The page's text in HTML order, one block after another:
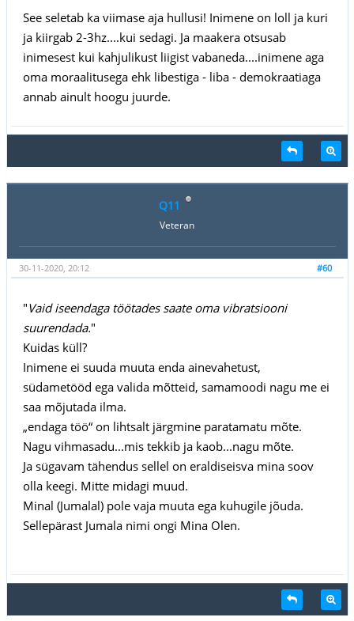
See seletab ka viimase aja hullusi! Inimene on loll ja kuri
ja kiirgab 2-3hz....kui sedagi. Ja maakera otsusab
inimesest kui kahjulikust liigist vabaneda....inimene aga
oma moraalitusega ehk libestiga - liba - demokraatiaga
annab ainult hoogu juurde.
Q11
Veteran
#60
30-11-2020, 20:12
"Vaid iseendaga töötades saate oma vibratsiooni
suurendada."
Kuidas küll?
Inimene ei suuda muuta enda ainevahetust,
südametööd ega valida mõtteid, samamoodi nagu me ei
saa mõjutada ilma.
„endaga töö“ on lihtsalt järgmine paratamatu mõte.
Nagu vihmasadu...mis tekkib ja kaob...nagu mõte.
Ja sügavam tähendus sellel on eraldiseisva mina soov
olla keegi. Mitte midagi muud.
Minal (Jumalal) pole vaja muuta ega kuhugile jõuda.
Sellepärast Jumala nimi ongi Mina Olen.